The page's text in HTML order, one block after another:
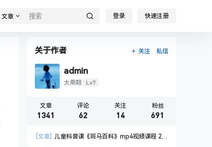
文章 登录 快速注册
关于作者 关注 私信
admin
大乘期 Lv7
文章
1341
评论
62
关注
14
粉丝
691
[文章]
儿童科普课《斑马百科》mp4视频课程 20